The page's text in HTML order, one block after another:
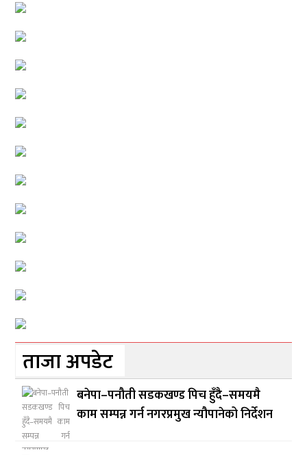
ताजा अपडेट
बनेपा–पनौती सडकखण्ड पिच हुँदै–समयमै
काम सम्पन्न गर्न नगरप्रमुख न्यौपानेको निर्देशन